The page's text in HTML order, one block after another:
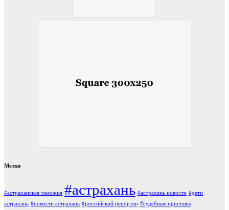
Метки
#астраханская таможня #астрахань #астрахань новости #дети
астрахань #новости астрахань #российский репортер #судебные приставы